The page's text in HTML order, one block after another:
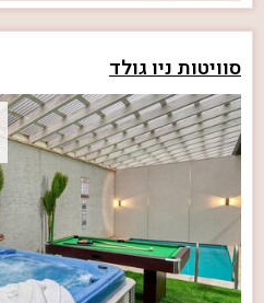
סוויטות ניו גולד